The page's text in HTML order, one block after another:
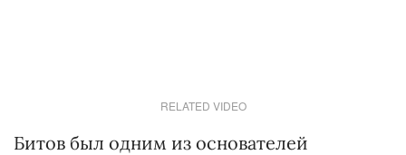
RELATED VIDEO
Битов был одним из основателей